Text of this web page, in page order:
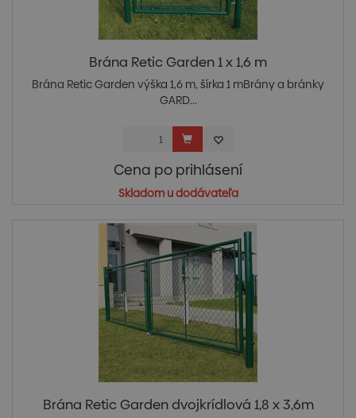
Brána Retic Garden 1 x 1,6 m
Brána Retic Garden výška 1,6 m, šírka 1 mBrány a bránky
GARD...
Cena po prihlásení
Skladom u dodávateľa
Brána Retic Garden dvojkrídlová 1,8 x 3,6m